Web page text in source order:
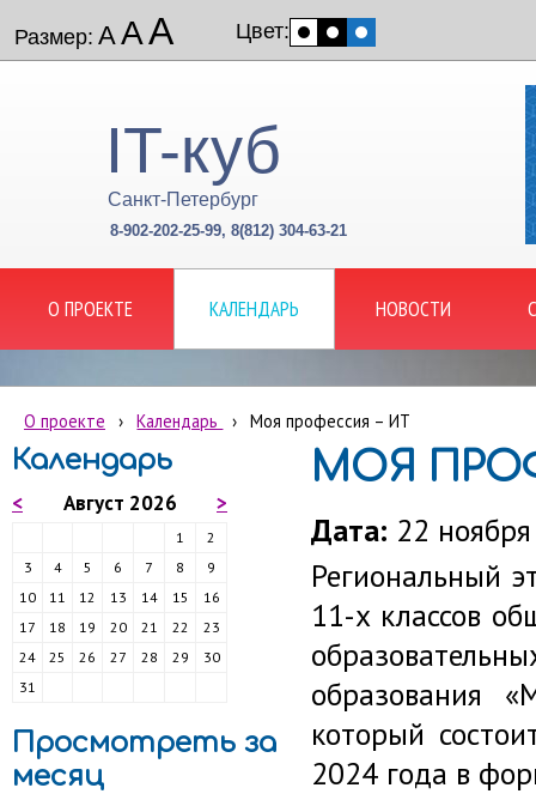
Размер: ААА Цвет:
IT-куб
Санкт-Петербург
8-902-202-25-99, 8(812) 304-63-21
О ПРОЕКТЕ КАЛЕНДАРЬ НОВОСТИ
О проекте › Календарь › Моя профессия – ИТ
Календарь
< >
Август 2026
1
2
3
4 5 6 7 8
9
10
11 12 13 14 15
16
17
18 19 20 21 22
23
24
25 26 27 28 29
30
31
Просмотреть за
месяц
МОЯ
Дата: 22
Региональный
11-х классов
образования
который
2024 года в